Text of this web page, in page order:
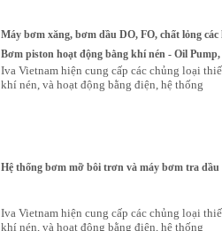
Máy bơm xăng, bơm dầu DO, FO, chất lỏng
Bơm piston hoạt động bằng khí nén - Oil Pump,
Iva Vietnam hiện cung cấp các chủng loại
khí nén, và hoạt động bằng điện, hệ thống
Hệ thống bơm mỡ bôi trơn và máy bơm tra
Iva Vietnam hiện cung cấp các chủng loại
khí nén, và hoạt động bằng điện, hệ thống